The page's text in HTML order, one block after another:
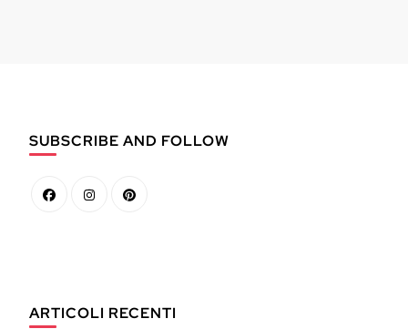
SUBSCRIBE AND FOLLOW
ARTICOLI RECENTI